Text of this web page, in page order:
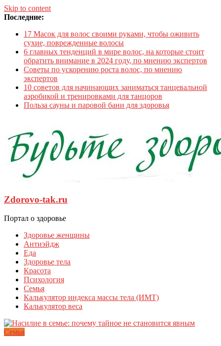
Skip to content
Последние:
17 Масок для волос своими руками, чтобы оживить
сухие, поврежденные волосы
6 главных тенденций в мире волос, на которые стоит
обратить внимание в 2024 году, по мнению экспертов
Советы по ускорению роста волос, по мнению
экспертов
10 советов для начинающих заниматься танцевальной
аэробикой и тренировками для танцоров
Польза сауны и паровой бани для здоровья
Zdorovo-tak.ru
Портал о здоровье
Здоровье женщины
Антиэйдж
Еда
Здоровье тела
Красота
Психология
Семья
Калькулятор индекса массы тела (ИМТ)
Калькулятор веса
Семья